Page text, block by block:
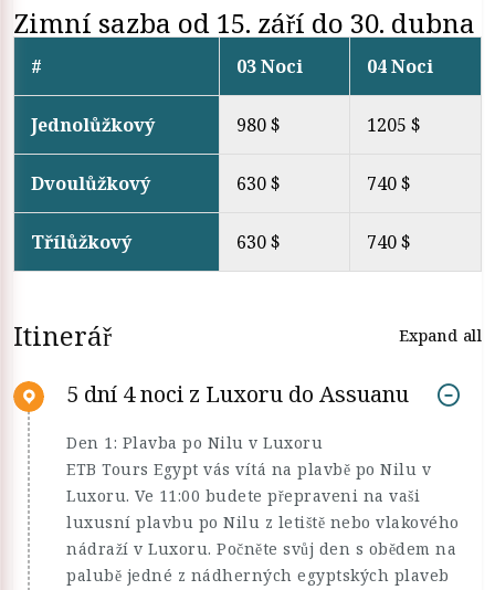
Zimní sazba od 15. září do 30. dubna
# 03 Noci 04 Noci
Jednolůžkový 980 $ 1205 $
Dvoulůžkový 630 $ 740 $
Třílůžkový 630 $ 740 $
Itinerář Expand all
5 dní 4 noci z Luxoru do Assuanu
Den 1: Plavba po Nilu v Luxoru
ETB Tours Egypt vás vítá na plavbě po Nilu v
Luxoru. Ve 11:00 budete přepraveni na vaši
luxusní plavbu po Nilu z letiště nebo vlakového
nádraží v Luxoru. Počněte svůj den s obědem na
palubě jedné z nádherných egyptských plaveb